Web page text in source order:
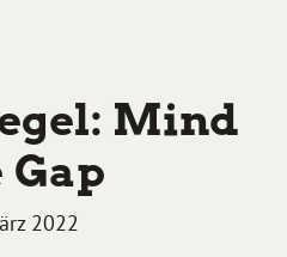
Mind
Gap
2022